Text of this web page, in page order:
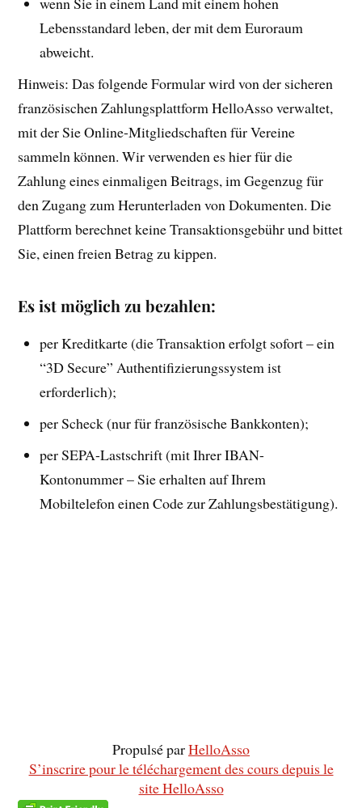
Lebensstandard leben, der mit dem Euroraum
abweicht.
Hinweis: Das folgende Formular wird von der sicheren
französischen Zahlungsplattform HelloAsso verwaltet,
mit der Sie Online-Mitgliedschaften für Vereine
sammeln können. Wir verwenden es hier für die
Zahlung eines einmaligen Beitrags, im Gegenzug für
den Zugang zum Herunterladen von Dokumenten. Die
Plattform berechnet keine Transaktionsgebühr und bittet
Sie, einen freien Betrag zu kippen.
Es ist möglich zu bezahlen:
per Kreditkarte (die Transaktion erfolgt sofort – ein
“3D Secure” Authentifizierungssystem ist
erforderlich);
per Scheck (nur für französische Bankkonten);
per SEPA-Lastschrift (mit Ihrer IBAN-
Kontonummer – Sie erhalten auf Ihrem
Mobiltelefon einen Code zur Zahlungsbestätigung).
Propulsé parHelloAsso
S’inscrire pour le téléchargement des cours depuis le
site HelloAsso